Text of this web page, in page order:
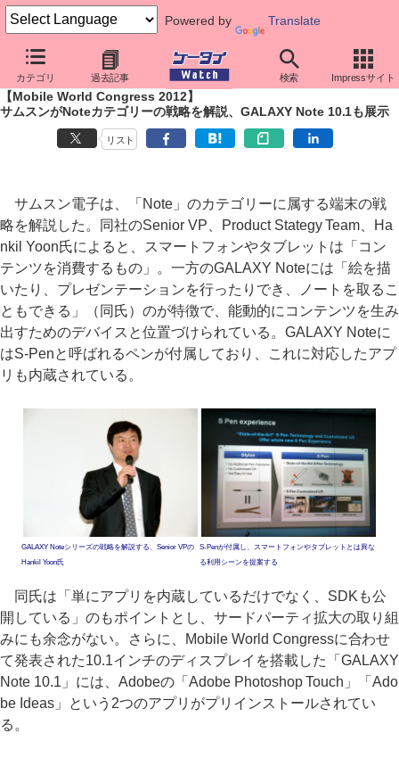
Powered by Translate
カテゴリ 過去記事 検索 Impressサイト
ケータイ Watch イベント Mobile World Congress
2012
【Mobile World Congress 2012】
サムスンがNoteカテゴリーの戦略を解説、GALAXY Note 10.1も展示
リスト
サムスン電子は、「Note」のカテゴリーに属する端末の戦
略を解説した。同社のSenior VP、Product Stategy Team、Ha
nkil Yoon氏によると、スマートフォンやタブレットは「コン
テンツを消費するもの」。一方のGALAXY Noteには「絵を描
いたり、プレゼンテーションを行ったりでき、ノートを取るこ
ともできる」（同氏）のが特徴で、能動的にコンテンツを生み
出すためのデバイスと位置づけられている。GALAXY Noteに
はS-Penと呼ばれるペンが付属しており、これに対応したアプ
リも内蔵されている。
GALAXY Noteシリーズの戦略を解説する、Senior VPの
Hankil Yoon氏
S-Penが付属し、スマートフォンやタブレットとは異な
る利用シーンを提案する
同氏は「単にアプリを内蔵しているだけでなく、SDKも公
開している」のもポイントとし、サードパーティ拡大の取り組
みにも余念がない。さらに、Mobile World Congressに合わせ
て発表された10.1インチのディスプレイを搭載した「GALAXY
Note 10.1」には、Adobeの「Adobe Photoshop Touch」「Ado
be Ideas」という2つのアプリがプリインストールされてい
る。